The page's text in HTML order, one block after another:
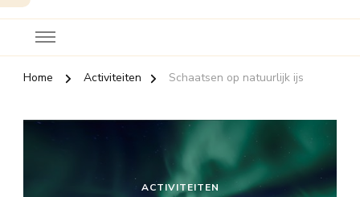
Home Activiteiten Schaatsen op natuurlijk ijs
ACTIVITEITEN